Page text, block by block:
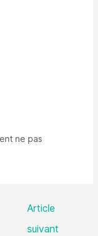
ne pas
Article
suivant